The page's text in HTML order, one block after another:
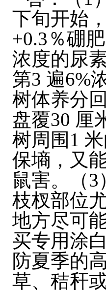
下旬开始
+0.3 ％硼
浓度的尿
第3 遍6%
树体养分
盘覆30 厘
树周围 1 米
保墒，又
鼠害。（3
枝杈部位
地方尽可
买专用涂
防夏季的
草、秸秆